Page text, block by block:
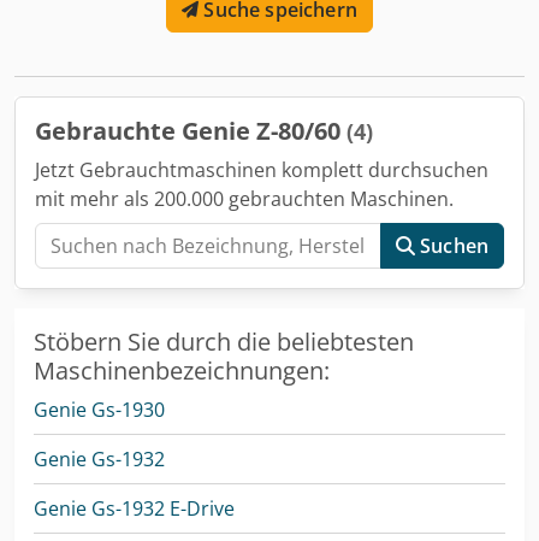
Sie an oder senden Sie eine Nachricht
Suche speichern
Gebrauchte Genie Z-80/60 (4)
Jetzt Gebrauchtmaschinen komplett durchsuchen
mit mehr als 200.000 gebrauchten Maschinen.
Suchen
Stöbern Sie durch die beliebtesten
Maschinenbezeichnungen:
Genie Gs-1930
Genie Gs-1932
Genie Gs-1932 E-Drive